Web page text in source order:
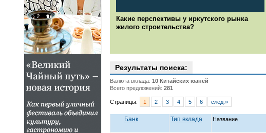
Какие перспективы у иркутского рынка
жилого строительства?
Результаты поиска:
Валюта вклада: 10 Китайских юаней
Всего предложений: 281
Страницы: 1 2 3 4 5 6 след.»
Банк Тип вклада Название